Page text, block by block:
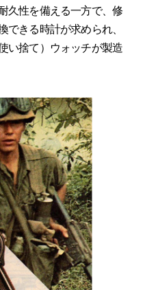
久性を備える一方で、修
できる時計が求められ、
い捨て）ウォッチが製造